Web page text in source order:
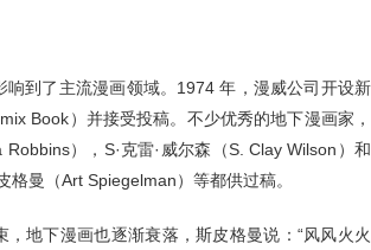
响到了主流漫画领域。1974 年，漫威公司开设新
Book）并接受投稿。不少优秀的地下漫画家，
Robbins），S·克雷·威尔森（S. Clay Wilson）和
格曼（Art Spiegelman）等都供过稿。
，地下漫画也逐渐衰落，斯皮格曼说：“风风火火